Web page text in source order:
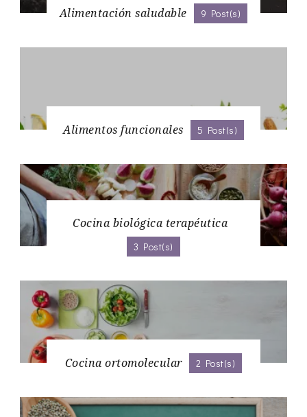
Alimentación saludable 9 Post(s)
Alimentos funcionales 5 Post(s)
Cocina biológica terapéutica
3 Post(s)
Cocina ortomolecular 2 Post(s)